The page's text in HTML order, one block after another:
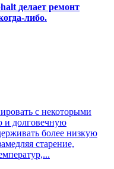
делает ремонт
либо.
с некоторыми
и долговечную
более низкую
старение,